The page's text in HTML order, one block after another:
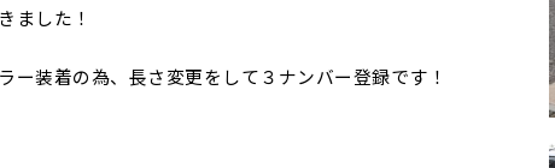
ました！
ー装着の為、長さ変更をして３ナンバー登録です！